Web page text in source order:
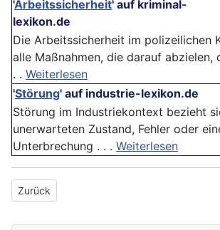
'Arbeitssicherheit' auf kriminal-
lexikon.de
Die Arbeitssicherheit im polizeilichen
alle Maßnahmen, die darauf abzielen,
. . Weiterlesen
'Störung' auf industrie-lexikon.de
Störung im Industriekontext bezieht
unerwarteten Zustand, Fehler oder
Unterbrechung . . . Weiterlesen
Vorheriger Beitrag: Sichere Entsorgung
Zurück